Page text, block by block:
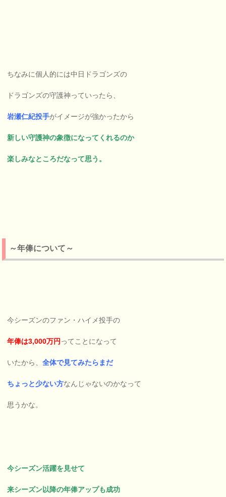
ちなみに個人的には中日ドラゴンズの
ドラゴンズの守護神っていったら、
岩瀬仁紀投手がイメージが強かったから
新しい守護神の象徴になってくれるのか
楽しみなところだなって思う。
～年俸について～
今シーズンのファン・ハイメ投手の
年俸は3,000万円 ってことになって
いたから、全体で見てみたらまだ
ちょっと少ない方なんじゃないのかなって
思うかな。
今シーズン活躍を見せて
来シーズン以降の年俸アップも成功